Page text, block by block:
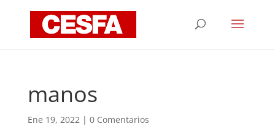
manos
Ene 19, 2022| 0 Comentarios